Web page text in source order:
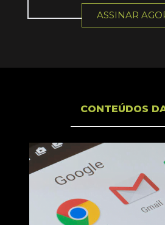
ASSINAR
CONTEÚDOS